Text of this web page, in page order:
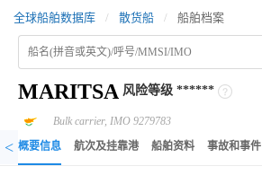
全球船舶数据库 / 散货船 / 船舶档案
MARITSA 风险等级 ******
Bulk carrier, IMO 9279783
< 概要信息 航次及挂靠港 船舶资料 事故和事件